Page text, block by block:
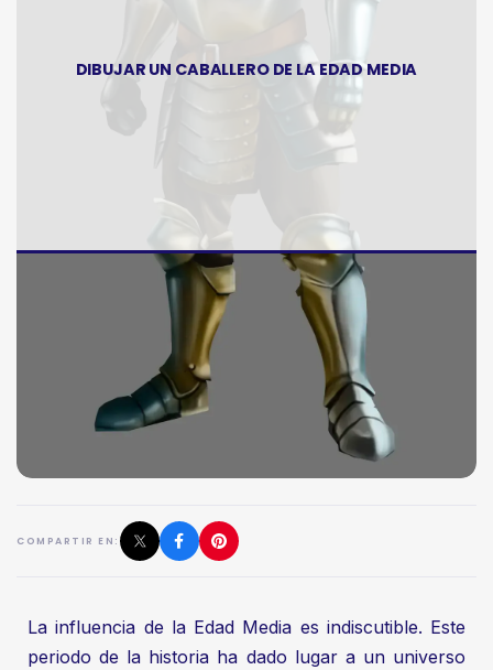
DIBUJAR UN CABALLERO DE LA EDAD MEDIA
COMPARTIR EN:
La influencia de la Edad Media es indiscutible. Este
periodo de la historia ha dado lugar a un universo